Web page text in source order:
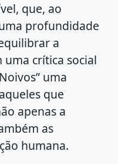
que, ao
profundidade
a
crítica social
uma
que
apenas a
as
humana.